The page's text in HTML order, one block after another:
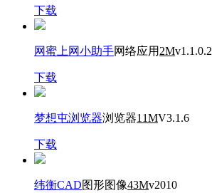
下载
网蜜上网小助手网络应用 2Mv1.1.0.2
下载
梦想屯浏览器浏览器11MV3.1.6
下载
纬衡CAD图形图像43Mv2010